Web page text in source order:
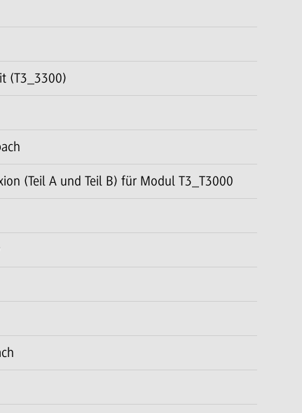
(T3_3300)
(Teil A und Teil B) für Modul T3_T3000